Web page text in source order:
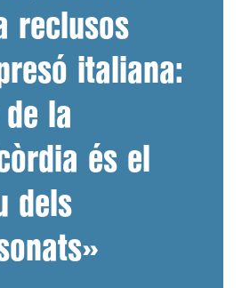
reclusos
italiana:
de la
és el
dels